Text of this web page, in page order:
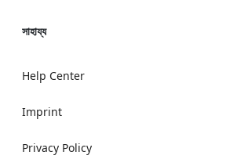
সাহায্য
Help Center
Imprint
Privacy Policy